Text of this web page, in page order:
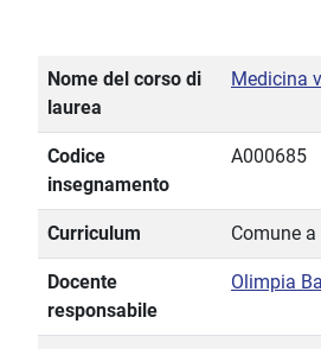
Nome del corso di
laurea
Medicina
Codice
insegnamento
A000685
Curriculum Comune
Docente
responsabile
Olimpia